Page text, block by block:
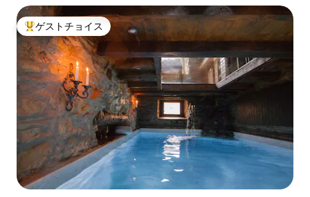
大好評のゲストチョイスです。
ゲストチョイス